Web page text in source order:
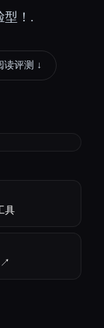
型！.
读评测 ↓︎
具
↗︎